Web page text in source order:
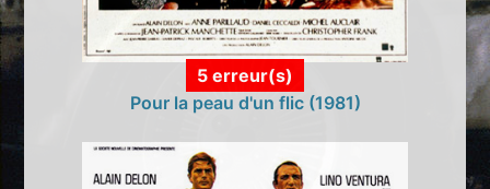
5 erreur(s)
Pour la peau d'un flic (1981)